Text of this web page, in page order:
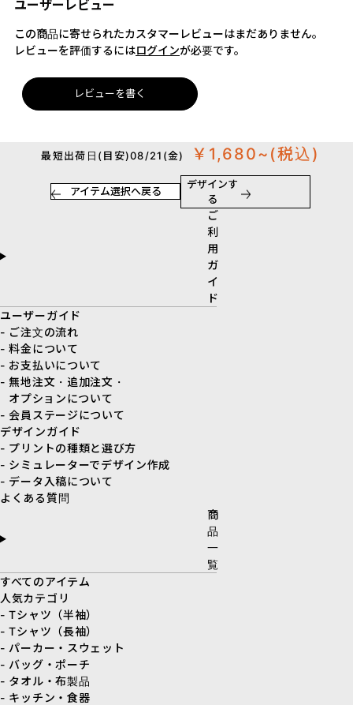
ユーザーレビュー
この商品に寄せられたカスタマーレビューはまだありません。
レビューを評価するにはログインが必要です。
レビューを書く
最短出荷日(目安)08/21(金) ￥1,680~ (税込)
アイテム選択へ戻る
デザインす
る
ご
利
用
ガ
イ
ド
ユーザーガイド
- ご注文の流れ
- 料金について
- お支払いについて
- 無地注文・追加注文・
オプションについて
- 会員ステージについて
デザインガイド
- プリントの種類と選び方
- シミュレーターでデザイン作成
- データ入稿について
よくある質問
商
品
一
覧
すべてのアイテム
人気カテゴリ
- Tシャツ（半袖）
- Tシャツ（長袖）
- パーカー・スウェット
- バッグ・ポーチ
- タオル・布製品
- キッチン・食器